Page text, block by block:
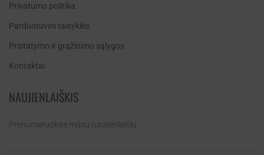
Privatumo politika
Parduotuvės taisyklės
Pristatymo ir grąžinimo sąlygos
Kontaktai
NAUJIENLAIŠKIS
Prenumeruokite mūsų naujienlaiškį